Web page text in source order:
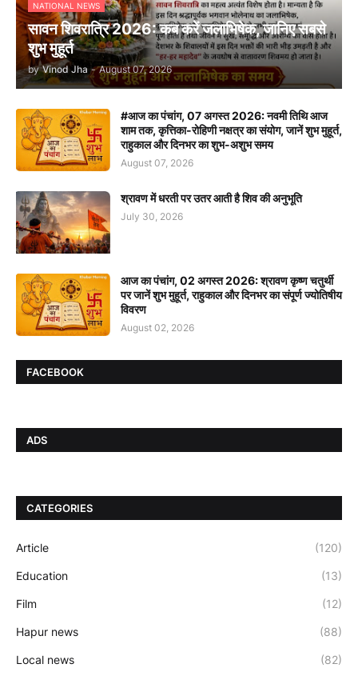
NATIONAL NEWS
सावन शिवरात्रि 2026: कब करें जलाभिषेक, जानिए सबसे
शुभ मुहूर्त
by Vinod Jha - August 07, 2026
#आज का पंचांग, 07 अगस्त 2026: नवमी तिथि आज
शाम तक, कृत्तिका-रोहिणी नक्षत्र का संयोग, जानें शुभ मुहूर्त,
राहुकाल और दिनभर का शुभ-अशुभ समय
August 07, 2026
श्रावण में धरती पर उतर आती है शिव की अनुभूति
July 30, 2026
आज का पंचांग, 02 अगस्त 2026: श्रावण कृष्ण चतुर्थी
पर जानें शुभ मुहूर्त, राहुकाल और दिनभर का संपूर्ण ज्योतिषीय
विवरण
August 02, 2026
FACEBOOK
ADS
CATEGORIES
Article (120)
Education (13)
Film (12)
Hapur news (88)
Local news (82)